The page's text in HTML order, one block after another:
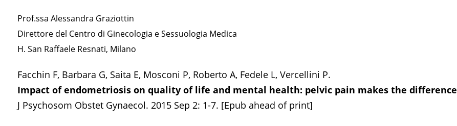
Prof.ssa Alessandra Graziottin
Direttore del Centro di Ginecologia e Sessuologia Medica
H. San Raffaele Resnati, Milano
Facchin F, Barbara G, Saita E, Mosconi P, Roberto A, Fedele L, Vercellini P.
Impact of endometriosis on quality of life and mental health: pelvic pain makes the difference
J Psychosom Obstet Gynaecol. 2015 Sep 2: 1-7. [Epub ahead of print]